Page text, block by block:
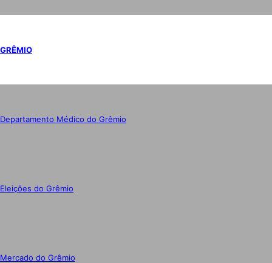
GRÊMIO
Departamento Médico do Grêmio
Eleições do Grêmio
Mercado do Grêmio